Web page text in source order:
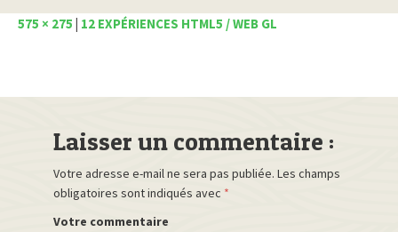
575 × 275 | 12 EXPÉRIENCES HTML5 / WEB GL
Laisser un commentaire :
Votre adresse e-mail ne sera pas publiée. Les champs
obligatoires sont indiqués avec *
Votre commentaire